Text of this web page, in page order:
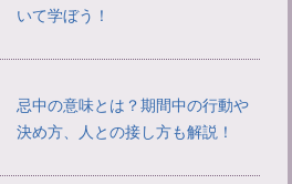
いて学ぼう！
忌中の意味とは？期間中の行動や
決め方、人との接し方も解説！